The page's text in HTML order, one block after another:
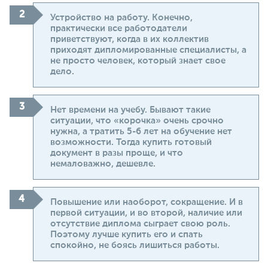
Устройство на работу. Конечно,
практически все работодатели
приветствуют, когда в их коллектив
приходят дипломированные специалисты, а
не просто человек, который знает свое
дело.
Нет времени на учебу. Бывают такие
ситуации, что «корочка» очень срочно
нужна, а тратить 5-6 лет на обучение нет
возможности. Тогда купить готовый
документ в разы проще, и что
немаловажно, дешевле.
Повышение или наоборот, сокращение. И в
первой ситуации, и во второй, наличие или
отсутствие диплома сыграет свою роль.
Поэтому лучше купить его и спать
спокойно, не боясь лишиться работы.